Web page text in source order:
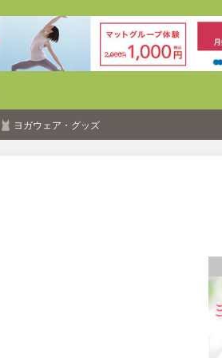
ヨガウェア・グッズ